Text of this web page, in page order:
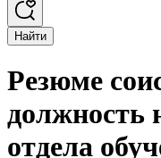
Найти
Резюме
должность
отдела